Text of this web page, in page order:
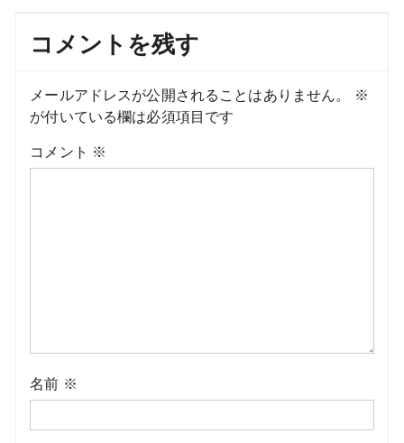
コメントを残す
メールアドレスが公開されることはありません。
※
が付いている欄は必須項目です
コメント ※
名前 ※